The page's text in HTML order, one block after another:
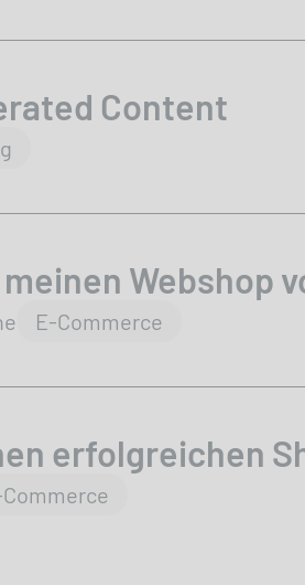
Content
Webshop
E-Commerce
erfolgreichen